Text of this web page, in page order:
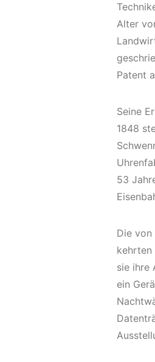
Alter
Patent
Seine
1848
53
Die
kehrten
sie ihre
ein